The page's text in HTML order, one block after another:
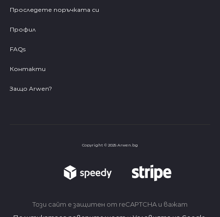
Проследете поръчката си
Профил
FAQs
Контакти
Защо Arwen?
Copyright © 2025 Arwen.bg
Този сайт е защитен от reCAPTCHA и важат